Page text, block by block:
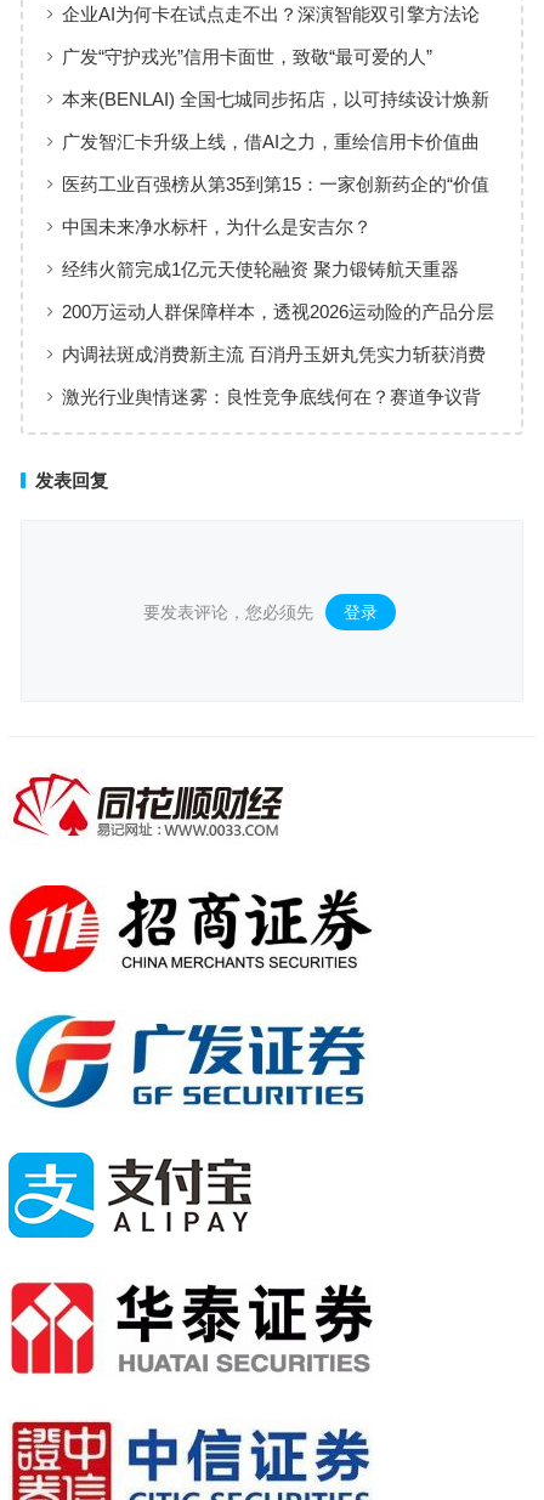
企业AI为何卡在试点走不出？深演智能双引擎方法论
回答：卡点不在模型，而在使用方式
广发“守护戎光”信用卡面世，致敬“最可爱的人”
本来(BENLAI) 全国七城同步拓店，以可持续设计焕新
品牌体验
广发智汇卡升级上线，借AI之力，重绘信用卡价值曲
线
医药工业百强榜从第35到第15：一家创新药企的“价值
增长”样本
中国未来净水标杆，为什么是安吉尔？
经纬火箭完成1亿元天使轮融资 聚力锻铸航天重器
200万运动人群保障样本，透视2026运动险的产品分层
与适配逻辑
内调祛斑成消费新主流 百消丹玉妍丸凭实力斩获消费
者认可
激光行业舆情迷雾：良性竞争底线何在？赛道争议背
发表回复
要发表评论，您必须先 登录 。